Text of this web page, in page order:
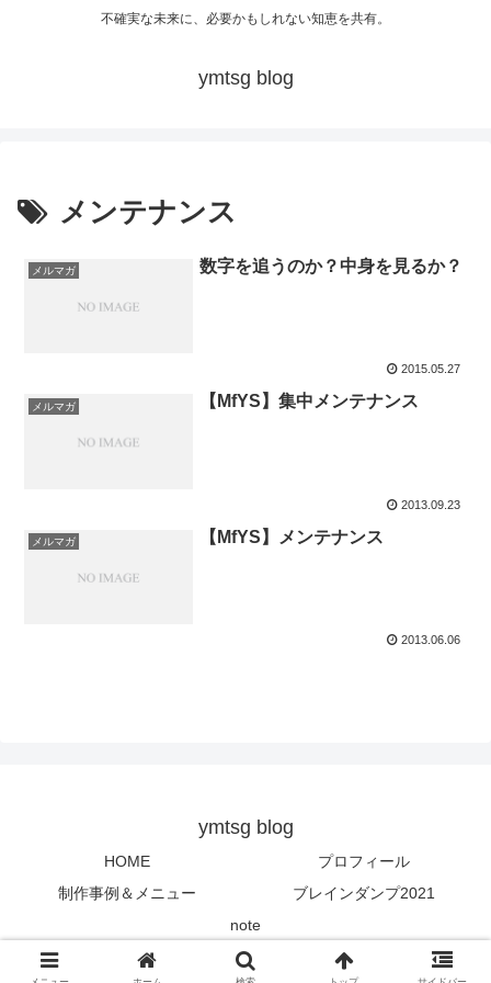
不確実な未来に、必要かもしれない知恵を共有。
ymtsg blog
メンテナンス
メルマガ 数字を追うのか？中身を見るか？
2015.05.27
メルマガ 【MfYS】集中メンテナンス
2013.09.23
メルマガ 【MfYS】メンテナンス
2013.06.06
ymtsg blog
HOME
プロフィール
制作事例＆メニュー
ブレインダンプ2021
note
© 2013 ymtsg blog.